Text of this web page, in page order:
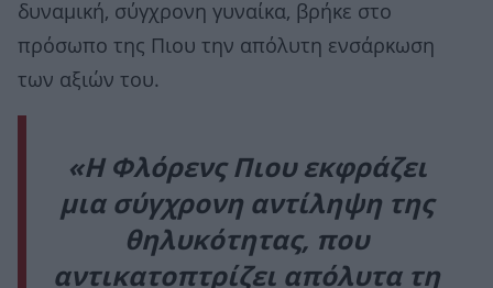
δυναμική, σύγχρονη γυναίκα, βρήκε στο
πρόσωπο της Πιου την απόλυτη ενσάρκωση
των αξιών του.
«Η Φλόρενς Πιου εκφράζει
μια σύγχρονη αντίληψη της
θηλυκότητας, που
αντικατοπτρίζει απόλυτα τη